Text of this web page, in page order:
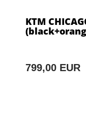
KTM
799,00 EUR